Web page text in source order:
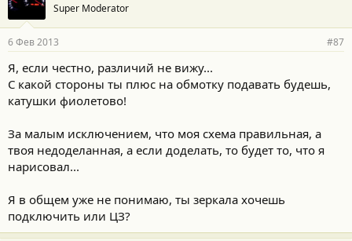
Super Moderator
6 Фев 2013 #87
Я, если честно, различий не вижу...
С какой стороны ты плюс на обмотку подавать будешь,
катушки фиолетово!
За малым исключением, что моя схема правильная, а
твоя недоделанная, а если доделать, то будет то, что я
нарисовал...
Я в общем уже не понимаю, ты зеркала хочешь
подключить или ЦЗ?